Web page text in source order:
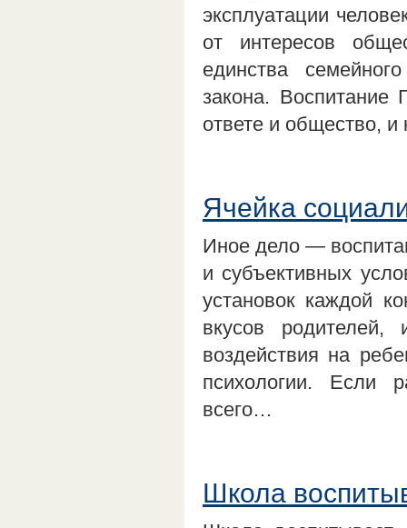
эксплуатации
от интересов
единства
закона. Воспитание
ответе и общество,
Ячейка
Иное дело —
и субъективных
установок каждой
вкусов родителей,
воздействия на
психологии. Если
всего…
Школа